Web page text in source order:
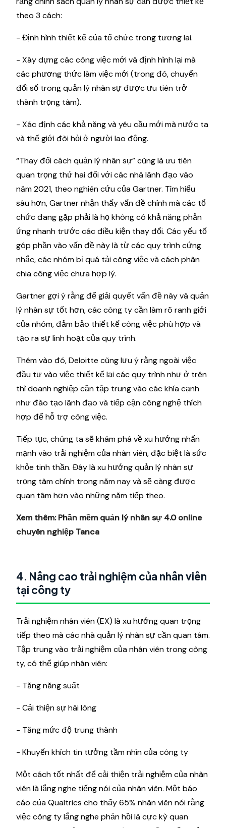
theo 3 cách:
- Định hình thiết kế của tổ chức trong tương lai.
- Xây dựng các công việc mới và định hình lại mà
các phương thức làm việc mới (trong đó, chuyển
đổi số trong quản lý nhân sự được ưu tiên trở
thành trọng tâm).
- Xác định các khả năng và yêu cầu mới mà nước ta
và thế giới đòi hỏi ở người lao động.
“Thay đổi cách quản lý nhân sự” cũng là ưu tiên
quan trọng thứ hai đối với các nhà lãnh đạo vào
năm 2021, theo nghiên cứu của Gartner. Tìm hiểu
sâu hơn, Gartner nhận thấy vấn đề chính mà các tổ
chức đang gặp phải là họ không có khả năng phản
ứng nhanh trước các điều kiện thay đổi. Các yếu tố
góp phần vào vấn đề này là từ các quy trình cứng
nhắc, các nhóm bị quá tải công việc và cách phân
chia công việc chưa hợp lý.
Gartner gợi ý rằng để giải quyết vấn đề này và quản
lý nhân sự tốt hơn, các công ty cần làm rõ ranh giới
của nhóm, đảm bảo thiết kế công việc phù hợp và
tạo ra sự linh hoạt của quy trình.
Thêm vào đó, Deloitte cũng lưu ý rằng ngoài việc
đầu tư vào việc thiết kế lại các quy trình như ở trên
thì doanh nghiệp cần tập trung vào các khía cạnh
như đào tạo lãnh đạo và tiếp cận công nghệ thích
hợp để hỗ trợ công việc.
Tiếp tục, chúng ta sẽ khám phá về xu hướng nhấn
mạnh vào trải nghiệm của nhân viên, đặc biệt là sức
khỏe tinh thần. Đây là xu hướng quản lý nhân sự
trọng tâm chính trong năm nay và sẽ càng được
quan tâm hơn vào những năm tiếp theo.
Xem thêm: Phần mềm quản lý nhân sự 4.0 online
chuyên nghiệp Tanca
4. Nâng cao trải nghiệm của nhân viên
tại công ty
Trải nghiệm nhân viên (EX) là xu hướng quan trọng
tiếp theo mà các nhà quản lý nhân sự cần quan tâm.
Tập trung vào trải nghiệm của nhân viên trong công
ty, có thể giúp nhân viên:
- Tăng năng suất
- Cải thiện sự hài lòng
- Tăng mức độ trung thành
- Khuyến khích tin tưởng tầm nhìn của công ty
Một cách tốt nhất để cải thiện trải nghiệm của nhân
viên là lắng nghe tiếng nói của nhân viên. Một báo
cáo của Qualtrics cho thấy 65% nhân viên nói rằng
việc công ty lắng nghe phản hồi là cực kỳ quan